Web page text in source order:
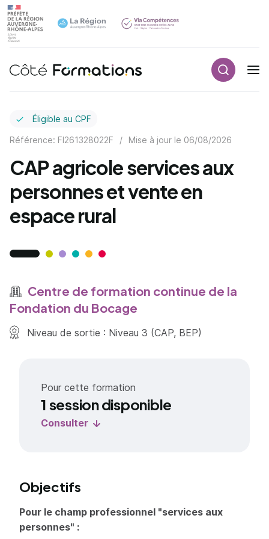
Navigation principale
Éligible au CPF
Référence: FI261328022F / Mise à jour le 06/08/2026
CAP agricole services aux
personnes et vente en
espace rural
Centre de formation continue de la
Fondation du Bocage
Niveau de sortie : Niveau 3 (CAP, BEP)
Pour cette formation
1 session disponible
Consulter
Objectifs
Pour le champ professionnel "services aux
personnes" :